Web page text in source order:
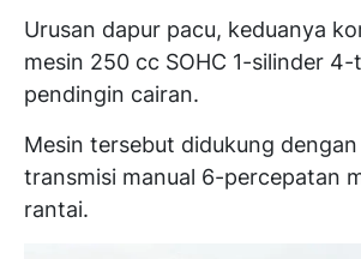
Urusan dapur pacu, keduanya
mesin 250 cc SOHC 1-silinder
pendingin cairan.
Mesin tersebut didukung
transmisi manual 6-percepatan
rantai.